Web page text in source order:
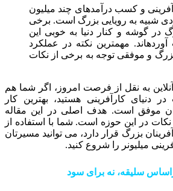
و کسب درآمدهای چند میلیون
شبیه به رویایی بزرگ است. برخی
در گوشه و کنار دنیا به خوبی این
هدف را به دست آورده‎اند. مهمترین نکته در عملکرد
بزرگ و موفقی توجه به برخی از نکات
به نقل از فرصت امروز، اگر شما هم
دنیای کارآفرینی هستید، بهترین کار
موفق است. هدف اصلی در این مقاله
در این حوزه است. شما با استفاده از
بزرگ قرار دارد، می توانید مسیرتان
میلیونر را شروع کنید.
سلیقه، نه برای سود